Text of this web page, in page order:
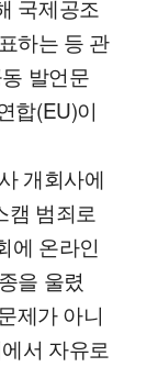
국제공조
하는 등 관
발언문
합(EU)이
개회사에
캠 범죄로
에 온라인
을 울렸
제가 아니
서 자유로